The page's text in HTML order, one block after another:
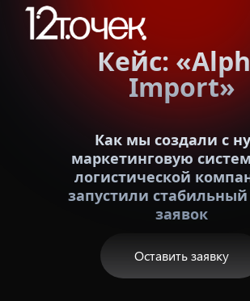
Оставить заявку
Кейс:
Import»
Как мы создали с
маркетинговую
логистической
запустили стабильный
заявок